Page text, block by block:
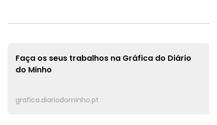
Faça os seus trabalhos na Gráfica do Diário
do Minho
grafica.diariodominho.pt